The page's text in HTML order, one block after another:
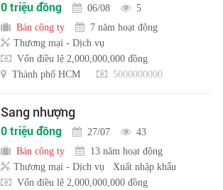
0 triệu đồng 06/08
5
Bán công ty
7 năm hoạt động
Thương mại - Dịch vụ
Vốn điều lệ 2,000,000,000 đồng
Thành phố HCM
5000000000
Sang nhượng
0 triệu đồng 27/07
43
Bán công ty
13 năm hoạt động
Thương mại - Dịch vụ
Xuất nhập khẩu
Vốn điều lệ 2,000,000,000 đồng